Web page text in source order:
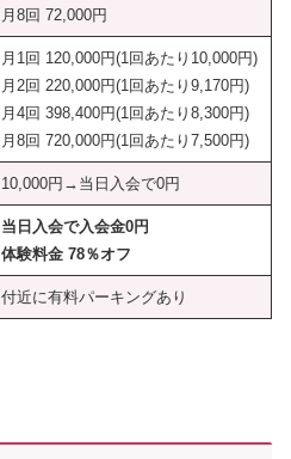
月8回 72,000円
月1回 120,000円(1回あたり10,000円)
月2回 220,000円(1回あたり9,170円)
月4回 398,400円(1回あたり8,300円)
月8回 720,000円(1回あたり7,500円)
10,000円→当日入会で0円
当日入会で入会金0円
体験料金 78％オフ
付近に有料パーキングあり